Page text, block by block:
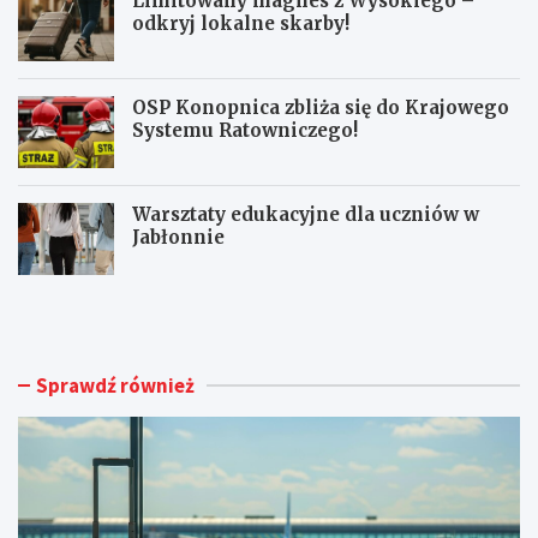
odkryj lokalne skarby!
OSP Konopnica zbliża się do Krajowego
Systemu Ratowniczego!
Warsztaty edukacyjne dla uczniów w
Jabłonnie
L
n
i
p
r
L
o
a
y
a
Sprawdź również